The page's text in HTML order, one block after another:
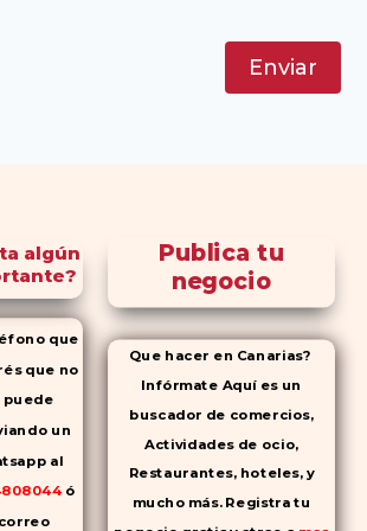
Enviar
algún
que
que no
puede
un
al
ó
Publica tu
negocio
Que hacer en Canarias?
Infórmate Aquí es un
buscador de comercios,
Actividades de ocio,
Restaurantes, hoteles, y
mucho más. Registra tu